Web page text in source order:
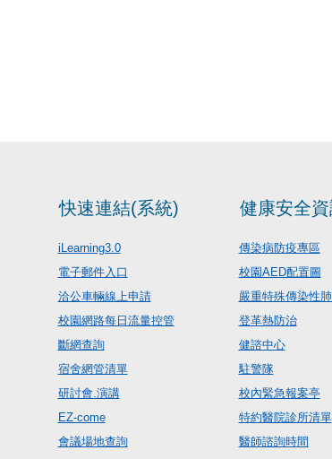
快速連結(系統)
iLearning3.0
電子郵件入口
洽公車輛線上申請
校園網路每日流量控管
斷網查詢
宿舍網管清單
研討會.演講
EZ-come
會議場地查詢
健康安全
傳染病防疫專區
校園AED配置圖
嚴重特殊傳染性
登革熱防治
健諮中心
駐警隊
校內緊急報案亭
特約醫院診所清單
醫師諮詢時間